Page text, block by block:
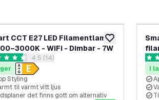
lägg till i
CCT E27 LED Filamentlampa
- WiFi - Dimbar - 7W
öppna recensionspanel
4.5 (14)
Styling
til varmt vitt ljus
det finns gott om alternativ
4.8
I